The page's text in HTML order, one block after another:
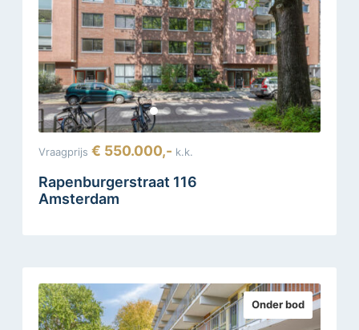
Vraagprijs € 550.000,- k.k.
Rapenburgerstraat 116
Amsterdam
Onder bod